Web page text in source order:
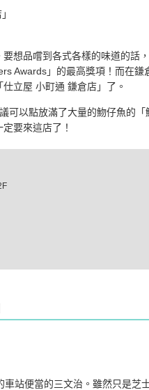
想品嚐到各式各樣的味道的話
Awards」的最高獎項！而在鎌
立屋 小町通 鎌倉店」了。
可以點放滿了大量的魩仔魚的
要來這店了！
站便當的三文治。雖然只是芝